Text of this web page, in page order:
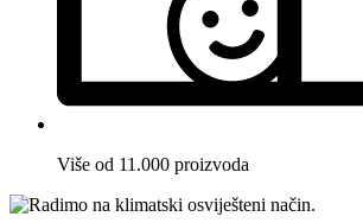
Više od 11.000 proizvoda